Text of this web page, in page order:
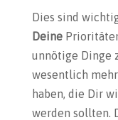
Dies sind
Deine
unnötige Dinge
wesentlich
haben, die Dir
werden sollten.